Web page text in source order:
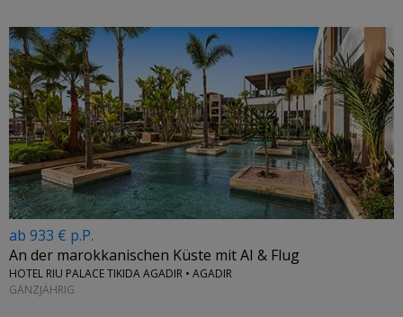
ab 933 € p.P.
An der marokkanischen Küste mit AI & Flug
HOTEL RIU PALACE TIKIDA AGADIR • AGADIR
GANZJÄHRIG